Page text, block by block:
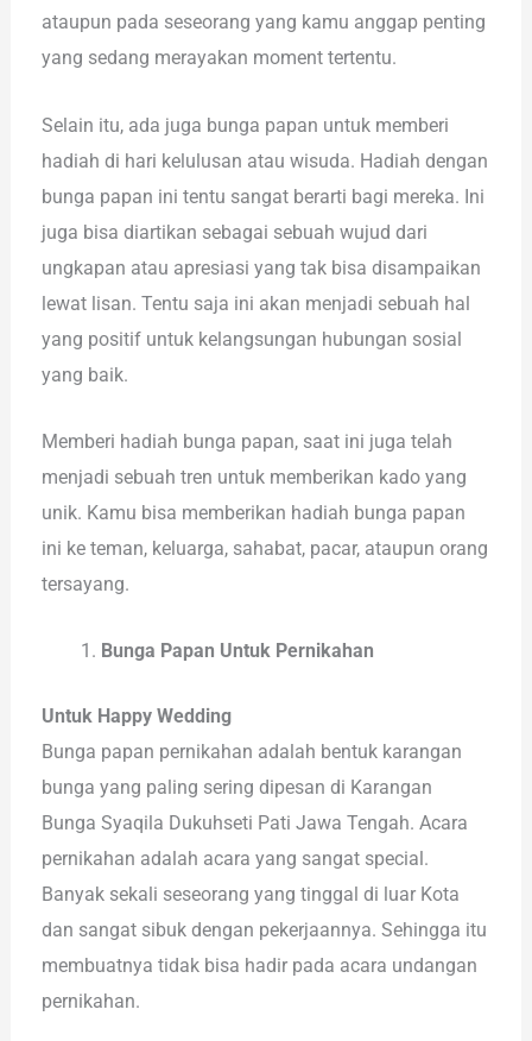
ataupun pada seseorang yang kamu anggap penting
yang sedang merayakan moment tertentu.
Selain itu, ada juga bunga papan untuk memberi
hadiah di hari kelulusan atau wisuda. Hadiah dengan
bunga papan ini tentu sangat berarti bagi mereka. Ini
juga bisa diartikan sebagai sebuah wujud dari
ungkapan atau apresiasi yang tak bisa disampaikan
lewat lisan. Tentu saja ini akan menjadi sebuah hal
yang positif untuk kelangsungan hubungan sosial
yang baik.
Memberi hadiah bunga papan, saat ini juga telah
menjadi sebuah tren untuk memberikan kado yang
unik. Kamu bisa memberikan hadiah bunga papan
ini ke teman, keluarga, sahabat, pacar, ataupun orang
tersayang.
Bunga Papan Untuk Pernikahan
Untuk Happy Wedding
Bunga papan pernikahan adalah bentuk karangan
bunga yang paling sering dipesan di Karangan
Bunga Syaqila Dukuhseti Pati Jawa Tengah. Acara
pernikahan adalah acara yang sangat special.
Banyak sekali seseorang yang tinggal di luar Kota
dan sangat sibuk dengan pekerjaannya. Sehingga itu
membuatnya tidak bisa hadir pada acara undangan
pernikahan.